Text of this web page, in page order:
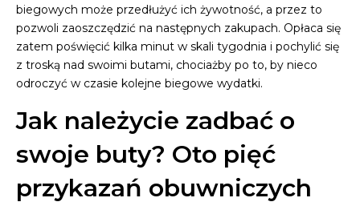
biegowych może przedłużyć ich żywotność, a przez to
pozwoli zaoszczędzić na następnych zakupach. Opłaca się
zatem poświęcić kilka minut w skali tygodnia i pochylić się
z troską nad swoimi butami, chociażby po to, by nieco
odroczyć w czasie kolejne biegowe wydatki.
Jak należycie zadbać o
swoje buty? Oto pięć
przykazań obuwniczych